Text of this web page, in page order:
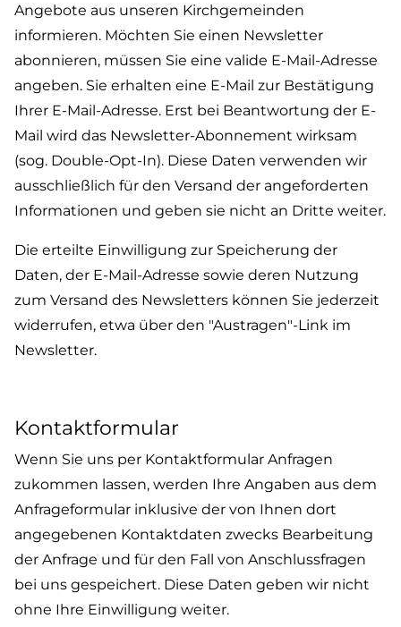
Angebote aus unseren Kirchgemeinden
informieren. Möchten Sie einen Newsletter
abonnieren, müssen Sie eine valide E-Mail-Adresse
angeben. Sie erhalten eine E-Mail zur Bestätigung
Ihrer E-Mail-Adresse. Erst bei Beantwortung der E-
Mail wird das Newsletter-Abonnement wirksam
(sog. Double-Opt-In). Diese Daten verwenden wir
ausschließlich für den Versand der angeforderten
Informationen und geben sie nicht an Dritte weiter.
Die erteilte Einwilligung zur Speicherung der
Daten, der E-Mail-Adresse sowie deren Nutzung
zum Versand des Newsletters können Sie jederzeit
widerrufen, etwa über den "Austragen"-Link im
Newsletter.
Kontaktformular
Wenn Sie uns per Kontaktformular Anfragen
zukommen lassen, werden Ihre Angaben aus dem
Anfrageformular inklusive der von Ihnen dort
angegebenen Kontaktdaten zwecks Bearbeitung
der Anfrage und für den Fall von Anschlussfragen
bei uns gespeichert. Diese Daten geben wir nicht
ohne Ihre Einwilligung weiter.